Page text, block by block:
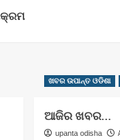
ଖବର ଉପାନ୍ତ ଓଡିଶା
ଆଜିର ଖବର…
upanta odisha